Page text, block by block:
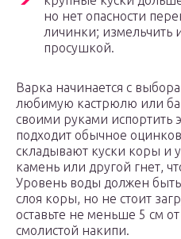
но нет опасности
личинки; измельчить
просушкой.
Варка начинается с
любимую кастрюлю или
своими руками испортить
подходит обычное
складывают куски коры и
камень или другой гнет,
Уровень воды должен
слоя коры, но не стоит
оставьте не меньше 5 см
смолистой накипи.